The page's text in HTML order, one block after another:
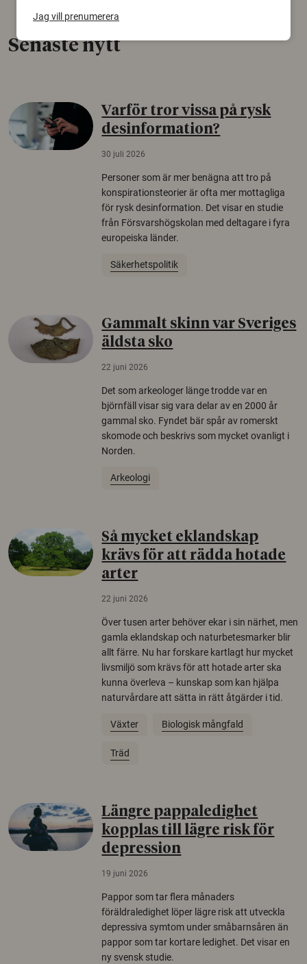
Senaste nytt
Varför tror vissa på rysk
desinformation?
30 juli 2026
Personer som är mer benägna att tro på
konspirationsteorier är ofta mer mottagliga
för rysk desinformation. Det visar en studie
från Försvarshögskolan med deltagare i fyra
europeiska länder.
Säkerhetspolitik
Gammalt skinn var Sveriges
äldsta sko
22 juni 2026
Det som arkeologer länge trodde var en
björnfäll visar sig vara delar av en 2000 år
gammal sko. Fyndet bär spår av romerskt
skomode och beskrivs som mycket ovanligt i
Norden.
Arkeologi
Så mycket eklandskap
krävs för att rädda hotade
arter
22 juni 2026
Över tusen arter behöver ekar i sin närhet, men
gamla eklandskap och naturbetesmarker blir
allt färre. Nu har forskare kartlagt hur mycket
livsmiljö som krävs för att hotade arter ska
kunna överleva – kunskap som kan hjälpa
naturvårdare att sätta in rätt åtgärder i tid.
Växter Biologisk mångfald
Träd
Längre pappaledighet
kopplas till lägre risk för
depression
19 juni 2026
Pappor som tar flera månaders
föräldraledighet löper lägre risk att utveckla
depressiva symtom under småbarnsåren än
pappor som tar kortare ledighet. Det visar en
ny svensk studie.
Jag vill prenumerera